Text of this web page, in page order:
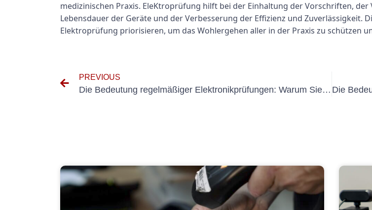
medizinischen Praxis. EleKtroprüfung hilft bei der Einhaltung der Vorschriften,
Lebensdauer der Geräte und der Verbesserung der Effizienz und Zuverlässigkeit.
Elektroprüfung priorisieren, um das Wohlergehen aller in der Praxis zu schützen
PREVIOUS
Die Bedeutung regelmäßiger Elektronikprüfungen: Warum Sie sie nicht überspringen sollten